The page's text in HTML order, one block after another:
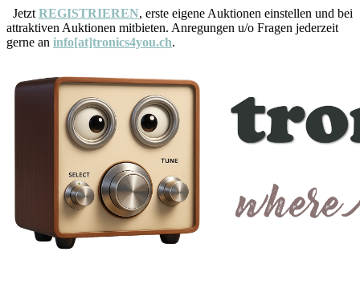
Jetzt REGISTRIEREN, erste eigene Auktionen einstellen und bei
attraktiven Auktionen mitbieten. Anregungen u/o Fragen jederzeit
gerne an info[at]tronics4you.ch.